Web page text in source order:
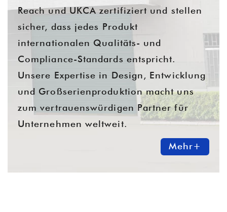
Reach und UKCA zertifiziert und stellen
sicher, dass jedes Produkt
internationalen Qualitäts- und
Compliance-Standards entspricht.
Unsere Expertise in Design, Entwicklung
und Großserienproduktion macht uns
zum vertrauenswürdigen Partner für
Unternehmen weltweit.
Mehr+